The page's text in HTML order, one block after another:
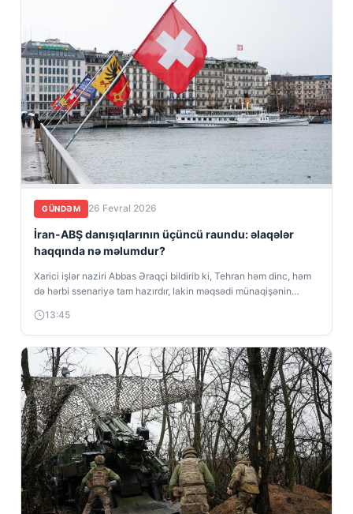
GÜNDƏM 26 Fevral 2026
İran-ABŞ danışıqlarının üçüncü raundu: əlaqələr
haqqında nə məlumdur?
Xarici işlər naziri Abbas Əraqçi bildirib ki, Tehran həm dinc, həm
də hərbi ssenariyə tam hazırdır, lakin məqsədi münaqişənin
13:45